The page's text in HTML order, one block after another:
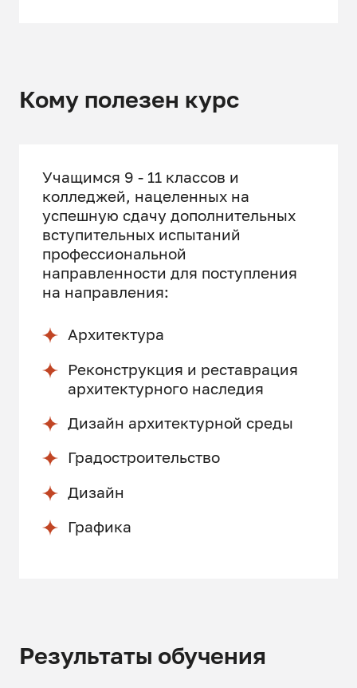
Кому полезен курс
Учащимся 9 - 11 классов и
колледжей, нацеленных на
успешную сдачу дополнительных
вступительных испытаний
профессиональной
направленности для поступления
на направления:
Архитектура
Реконструкция и реставрация
архитектурного наследия
Дизайн архитектурной среды
Градостроительство
Дизайн
Графика
Результаты обучения